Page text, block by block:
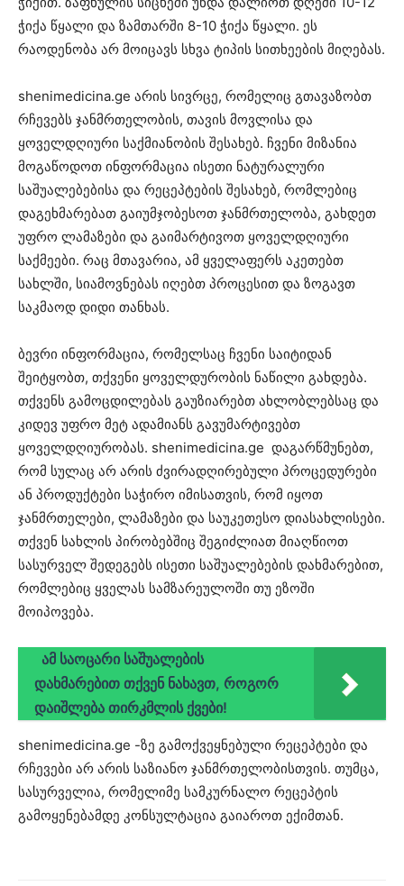
ჭიქა წყალი და ზამთარში 8-10 ჭიქა წყალი. ეს
რაოდენობა არ მოიცავს სხვა ტიპის სითხეების მიღებას.
shenimedicina.ge არის სივრცე, რომელიც გთავაზობთ
რჩევებს ჯანმრთელობის, თავის მოვლისა და
ყოველდღიური საქმიანობის შესახებ. ჩვენი მიზანია
მოგაწოდოთ ინფორმაცია ისეთი ნატურალური
საშუალებებისა და რეცეპტების შესახებ, რომლებიც
დაგეხმარებათ გაიუმჯობესოთ ჯანმრთელობა, გახდეთ
უფრო ლამაზები და გაიმარტივოთ ყოველდღიური
საქმეები. რაც მთავარია, ამ ყველაფერს აკეთებთ
სახლში, სიამოვნებას იღებთ პროცესით და ზოგავთ
საკმაოდ დიდი თანხას.
ბევრი ინფორმაცია, რომელსაც ჩვენი საიტიდან
შეიტყობთ, თქვენი ყოველდურობის ნაწილი გახდება.
თქვენს გამოცდილებას გაუზიარებთ ახლობლებსაც და
კიდევ უფრო მეტ ადამიანს გავუმარტივებთ
ყოველდღიურობას. shenimedicina.ge დაგარწმუნებთ,
რომ სულაც არ არის ძვირადღირებული პროცედურები
ან პროდუქტები საჭირო იმისათვის, რომ იყოთ
ჯანმრთელები, ლამაზები და საუკეთესო დიასახლისები.
თქვენ სახლის პირობებშიც შეგიძლიათ მიაღწიოთ
სასურველ შედეგებს ისეთი საშუალებების დახმარებით,
რომლებიც ყველას სამზარეულოში თუ ეზოში
მოიპოვება.
ამ საოცარი საშუალების
დახმარებით თქვენ ნახავთ, როგორ
დაიშლება თირკმლის ქვები!
shenimedicina.ge -ზე გამოქვეყნებული რეცეპტები და
რჩევები არ არის საზიანო ჯანმრთელობისთვის. თუმცა,
სასურველია, რომელიმე სამკურნალო რეცეპტის
გამოყენებამდე კონსულტაცია გაიაროთ ექიმთან.